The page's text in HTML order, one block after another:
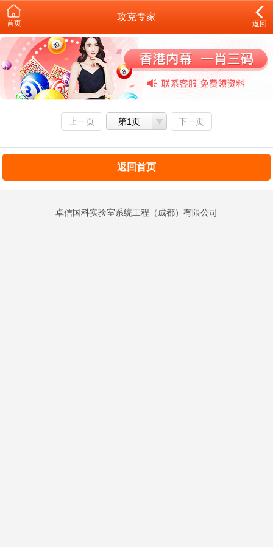
首页
攻克专家
返回
上一页 第1页 下一页
返回首页
卓信国科实验室系统工程（成都）有限公司